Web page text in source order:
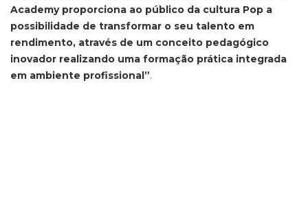
Academy proporciona ao público da cultura Pop a
possibilidade de transformar o seu talento em
rendimento, através de um conceito pedagógico
inovador realizando uma formação prática integrada
em ambiente profissional”.